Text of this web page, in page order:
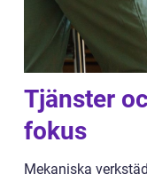
Tjänster
fokus
Mekaniska